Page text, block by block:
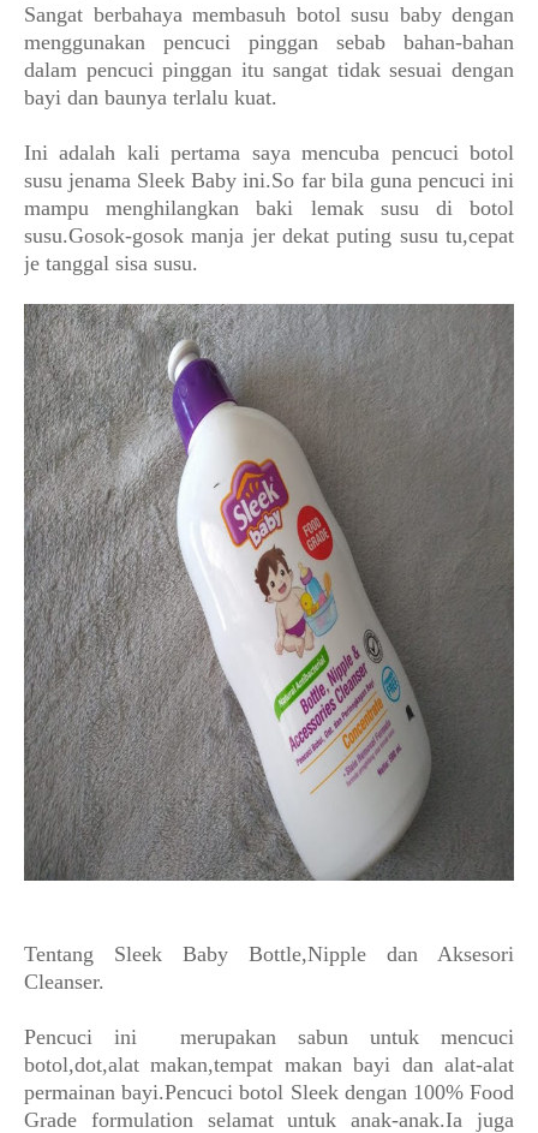
Sangat berbahaya membasuh botol susu baby dengan
menggunakan pencuci pinggan sebab bahan-bahan
dalam pencuci pinggan itu sangat tidak sesuai dengan
bayi dan baunya terlalu kuat.
Ini adalah kali pertama saya mencuba pencuci botol
susu jenama Sleek Baby ini.So far bila guna pencuci ini
mampu menghilangkan baki lemak susu di botol
susu.Gosok-gosok manja jer dekat puting susu tu,cepat
je tanggal sisa susu.
Tentang Sleek Baby Bottle,Nipple dan Aksesori
Cleanser.
Pencuci ini merupakan sabun untuk mencuci
botol,dot,alat makan,tempat makan bayi dan alat-alat
permainan bayi.Pencuci botol Sleek dengan 100% Food
Grade formulation selamat untuk anak-anak.Ia juga